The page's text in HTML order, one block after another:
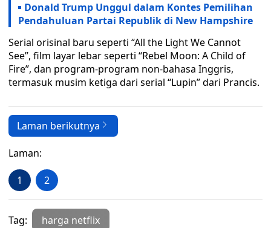
Donald Trump Unggul dalam Kontes Pemilihan
Pendahuluan Partai Republik di New Hampshire
Serial orisinal baru seperti “All the Light We Cannot
See”, film layar lebar seperti “Rebel Moon: A Child of
Fire”, dan program-program non-bahasa Inggris,
termasuk musim ketiga dari serial “Lupin” dari Prancis.
Laman berikutnya
Laman:
1 2
Tag: harga netflix